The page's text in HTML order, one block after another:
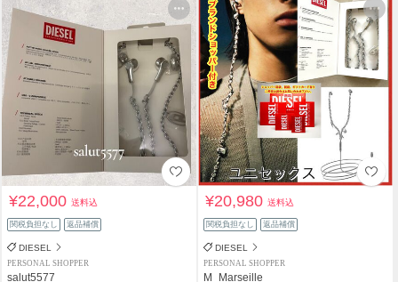
¥22,000送料込
関税負担なし 返品補償
DIESEL
PERSONAL SHOPPER
salut5577
¥20,980送料込
関税負担なし 返品補償
DIESEL
PERSONAL SHOPPER
M_Marseille